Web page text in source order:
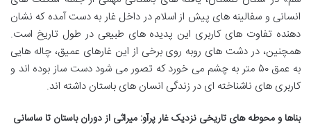
انسانی و سفالینه های پیش از اسلام در داخل غار به دست آمده که نشان
دهنده تفاوت های کاربری این پدیده های طبیعی در طول تاریخ است.
همچنین، در دشت های روبه روی برخی از این غارهای عمیق، چاله هایی
به عمق ۵۰ متر به چشم می خورد که تصور می شود دست ساز بوده اند و
کاربری های ناشناخته ای در زندگی انسان های باستان داشته اند.
بناها و محوطه های تاریخی نزدیک غار پرآو: میراثی از دوران باستان تا ساسانی